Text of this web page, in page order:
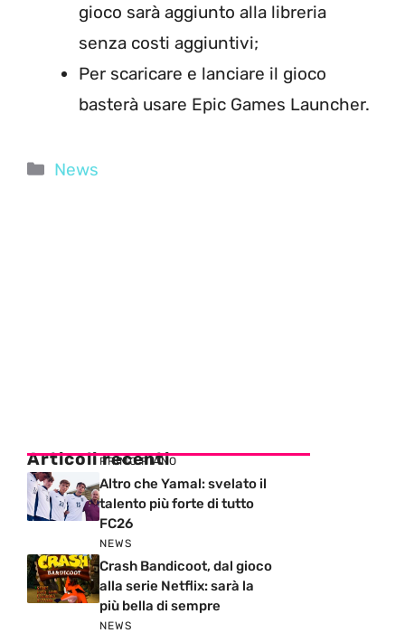
gioco sarà aggiunto alla libreria
senza costi aggiuntivi;
Per scaricare e lanciare il gioco
basterà usare Epic Games Launcher.
Categorie
News
Articoli recenti
PRIMO PIANO
Altro che Yamal: svelato il
talento più forte di tutto
FC26
NEWS
Crash Bandicoot, dal gioco
alla serie Netflix: sarà la
più bella di sempre
NEWS